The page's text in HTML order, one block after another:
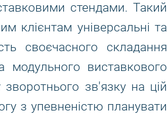
стендами. Такий
клієнтам універсальні та
своєчасного складання
модульного виставкового
зв'язку на цій
з упевненістю планувати